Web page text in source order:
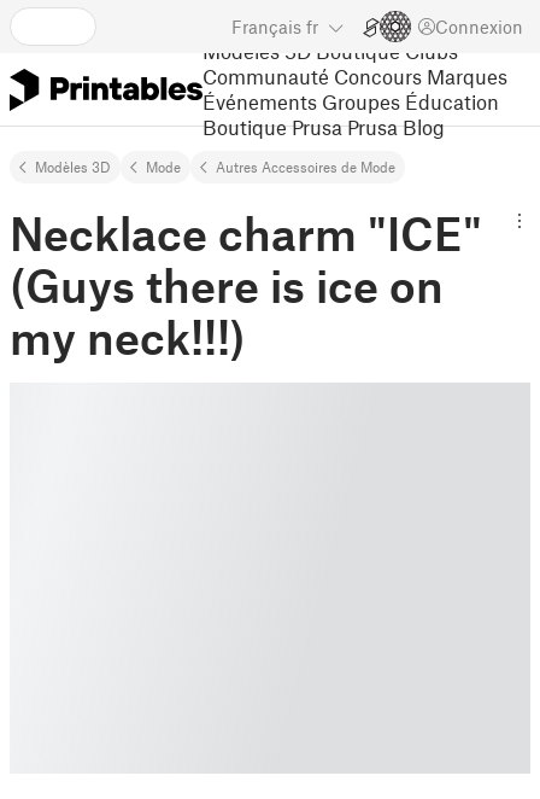
Français fr Connexion
Modèles 3D Boutique Clubs
Communauté Concours Marques
Événements Groupes Éducation
Boutique Prusa Prusa Blog
Modèles 3D Mode Autres Accessoires de Mode
Necklace charm "ICE"
(Guys there is ice on
my neck!!!)